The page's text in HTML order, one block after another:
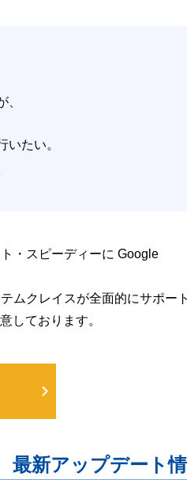
、
いたい。
・スピーディーに Google
ムクレイスが全面的にサポー
しております。
最新アップデート